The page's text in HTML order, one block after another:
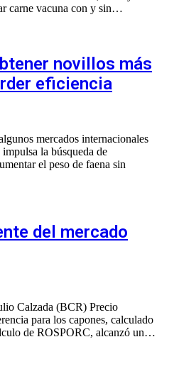
carne vacuna con y sin…
novillos más
eficiencia
mercados internacionales
la búsqueda de
el peso de faena sin
del mercado
Calzada (BCR) Precio
para los capones, calculado
de ROSPORC, alcanzó un…